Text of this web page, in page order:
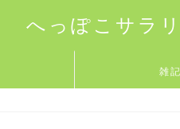
へっぽこサラ
雑記